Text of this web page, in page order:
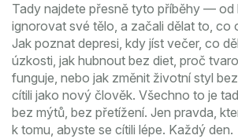
Tady najdete přesně tyto příběhy — od
ignorovat své tělo, a začali dělat to, co
Jak poznat depresi, kdy jíst večer, co
úzkosti, jak hubnout bez diet, proč
funguje, nebo jak změnit životní styl
cítili jako nový člověk. Všechno to je
bez mýtů, bez přetížení. Jen pravda,
k tomu, abyste se cítili lépe. Každý den.